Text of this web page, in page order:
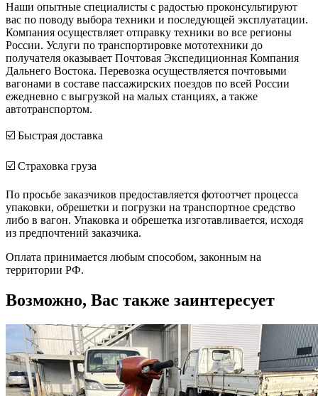
Наши опытные специалисты с радостью проконсультируют
вас по поводу выбора техники и последующей эксплуатации.
Компания осуществляет отправку техники во все регионы
России. Услуги по транспортировке мототехники до
получателя оказывает Почтовая Экспедиционная Компания
Дальнего Востока. Перевозка осуществляется почтовыми
вагонами в составе пассажирских поездов по всей России
ежедневно с выгрузкой на малых станциях, а также
автотранспортом.
☑️ Быстрая доставка
☑️ Страховка груза
По просьбе заказчиков предоставляется фотоотчет процесса
упаковки, обрешетки и погрузки на транспортное средство
либо в вагон. Упаковка и обрешетка изготавливается, исходя
из предпочтений заказчика.
Оплата принимается любым способом, законным на
территории РФ.
Возможно, Вас также заинтересует